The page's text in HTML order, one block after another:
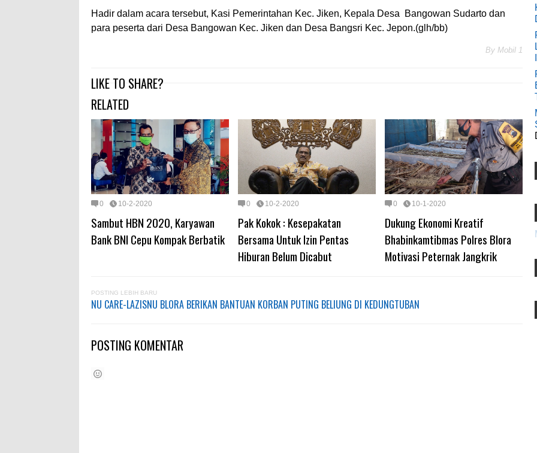
Hadir dalam acara tersebut, Kasi Pemerintahan Kec. Jiken, Kepala Desa Bangowan Sudarto dan
para peserta dari Desa Bangowan Kec. Jiken dan Desa Bangsri Kec. Jepon.(glh/bb)
By Mobil 1
LIKE TO SHARE?
RELATED
0 10-2-2020
Sambut HBN 2020, Karyawan
Bank BNI Cepu Kompak Berbatik
0 10-2-2020
Pak Kokok : Kesepakatan
Bersama Untuk Izin Pentas
Hiburan Belum Dicabut
0 10-1-2020
Dukung Ekonomi Kreatif
Bhabinkamtibmas Polres Blora
Motivasi Peternak Jangkrik
POSTING LEBIH BARU
NU CARE-LAZISNU BLORA BERIKAN BANTUAN KORBAN PUTING BELIUNG DI KEDUNGTUBAN
POSTING KOMENTAR